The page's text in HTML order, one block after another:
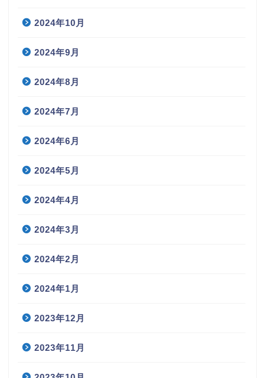
2024年10月
2024年9月
2024年8月
2024年7月
2024年6月
2024年5月
2024年4月
2024年3月
2024年2月
2024年1月
2023年12月
2023年11月